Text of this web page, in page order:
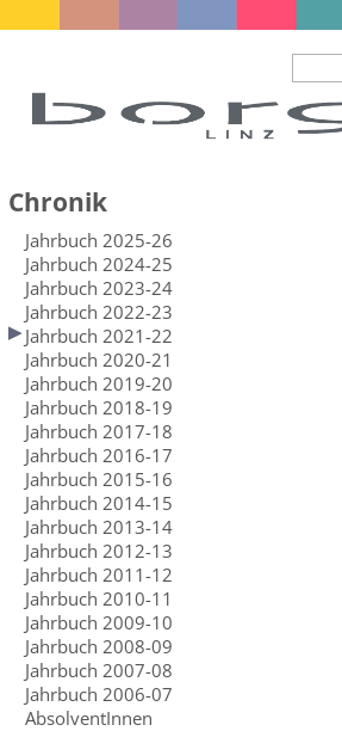
Chronik
Jahrbuch 2025-26
Jahrbuch 2024-25
Jahrbuch 2023-24
Jahrbuch 2022-23
Jahrbuch 2021-22
Jahrbuch 2020-21
Jahrbuch 2019-20
Jahrbuch 2018-19
Jahrbuch 2017-18
Jahrbuch 2016-17
Jahrbuch 2015-16
Jahrbuch 2014-15
Jahrbuch 2013-14
Jahrbuch 2012-13
Jahrbuch 2011-12
Jahrbuch 2010-11
Jahrbuch 2009-10
Jahrbuch 2008-09
Jahrbuch 2007-08
Jahrbuch 2006-07
AbsolventInnen